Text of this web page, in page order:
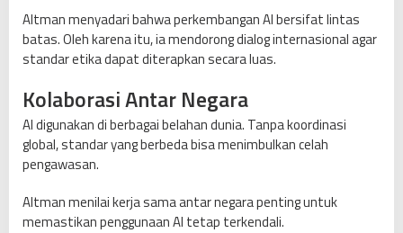
Altman menyadari bahwa perkembangan AI bersifat lintas
batas. Oleh karena itu, ia mendorong dialog internasional agar
standar etika dapat diterapkan secara luas.
Kolaborasi Antar Negara
AI digunakan di berbagai belahan dunia. Tanpa koordinasi
global, standar yang berbeda bisa menimbulkan celah
pengawasan.
Altman menilai kerja sama antar negara penting untuk
memastikan penggunaan AI tetap terkendali.